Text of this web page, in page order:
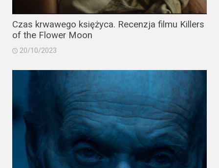
TV
+
HBO
Netflix
Showtime
Czas krwawego księżyca. Recenzja filmu Killers
of the Flower Moon
20/10/2023